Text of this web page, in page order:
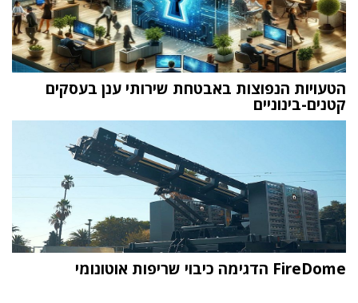
הטעויות הנפוצות באבטחת שירותי ענן בעסקים
קטנים-בינוניים
FireDome הדגימה כיבוי שריפות אוטונומי